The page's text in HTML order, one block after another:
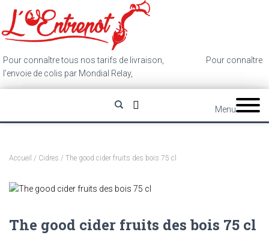
Pour connaître tous nos tarifs de livraison,
Pour connaître
l’envoie de colis par Mondial Relay,
Menu
Accueil / Cidres / The good cider fruits des bois 75 cl
The good cider fruits des bois 75 cl